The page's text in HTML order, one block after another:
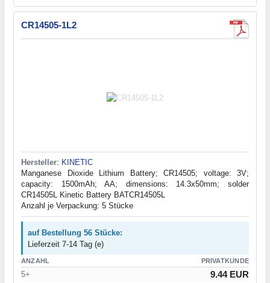
CR14505-1L2
Hersteller: KINETIC
Manganese Dioxide Lithium Battery; CR14505; voltage: 3V;
capacity: 1500mAh; AA; dimensions: 14.3x50mm; solder
CR14505L Kinetic Battery BATCR14505L
Anzahl je Verpackung: 5 Stücke
auf Bestellung 56 Stücke:
Lieferzeit 7-14 Tag (e)
ANZAHL PRIVATKUNDE
5+ 9.44 EUR